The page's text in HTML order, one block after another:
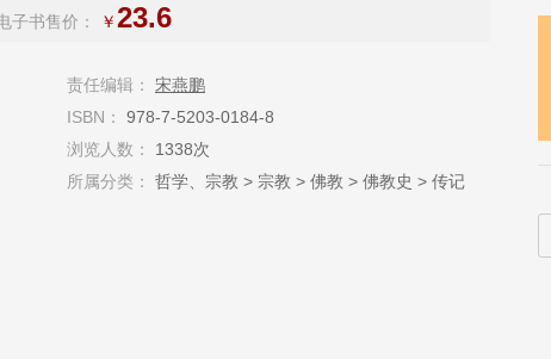
子书售价： ￥23.6
责任编辑：
宋燕鹏
ISBN：
978-7-5203-0184-8
浏览人数：
1338次
所属分类： 哲学、宗教 > 宗教 > 佛教 > 佛教史 > 传记